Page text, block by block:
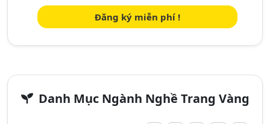
Đăng ký miễn phí !
Danh Mục Ngành Nghề Trang Vàng